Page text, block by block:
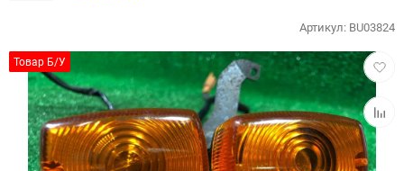
Товар Б/У
в
к
Артикул: BU03824